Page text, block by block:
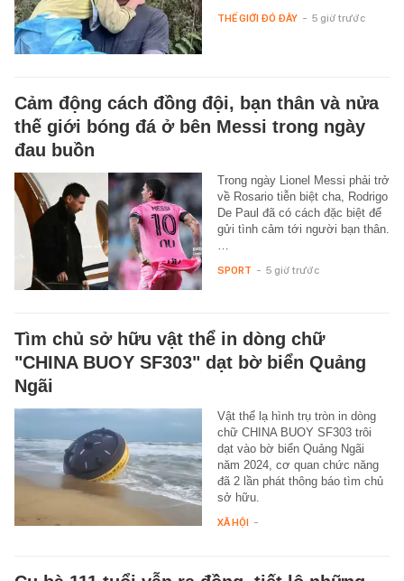
THẾ GIỚI ĐÓ ĐÂY - 5 giờ trước
Cảm động cách đồng đội, bạn thân và nửa
thế giới bóng đá ở bên Messi trong ngày
đau buồn
Trong ngày Lionel Messi phải trở
về Rosario tiễn biệt cha, Rodrigo
De Paul đã có cách đặc biệt để
gửi tình cảm tới người bạn thân.
…
SPORT - 5 giờ trước
Tìm chủ sở hữu vật thể in dòng chữ
"CHINA BUOY SF303" dạt bờ biển Quảng
Ngãi
Vật thể lạ hình trụ tròn in dòng
chữ CHINA BUOY SF303 trôi
dạt vào bờ biển Quảng Ngãi
năm 2024, cơ quan chức năng
đã 2 lần phát thông báo tìm chủ
sở hữu.
XÃ HỘI -